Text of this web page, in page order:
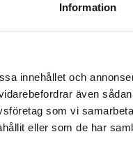
Information
innehållet och
även
som vi
eller som de har